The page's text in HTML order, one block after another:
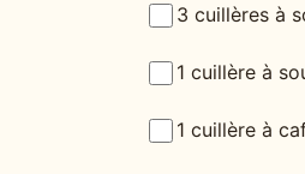
3 cuillères à
1 cuillère à
1 cuillère à